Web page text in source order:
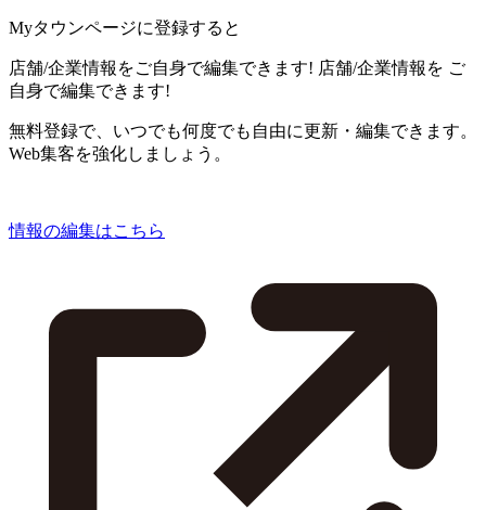
Myタウンページに登録すると
店舗/企業情報をご自身で編集できます! 店舗/企業情報を ご
自身で編集できます!
無料登録で、いつでも何度でも自由に更新・編集できます。
Web集客を強化しましょう。
情報の編集はこちら